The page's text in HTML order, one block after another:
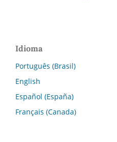
Idioma
Português (Brasil)
English
Español (España)
Français (Canada)